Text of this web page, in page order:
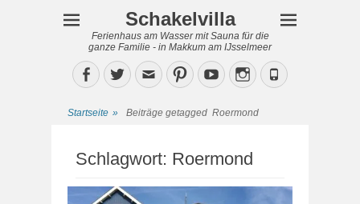
Schakelvilla
Ferienhaus am Wasser mit Sauna für die
ganze Familie - in Makkum am IJsselmeer
Facebook
TwitterEmailPinterestYouTubeInstagram
Phone
Startseite » Beiträge getagged Roermond
Schlagwort: Roermond